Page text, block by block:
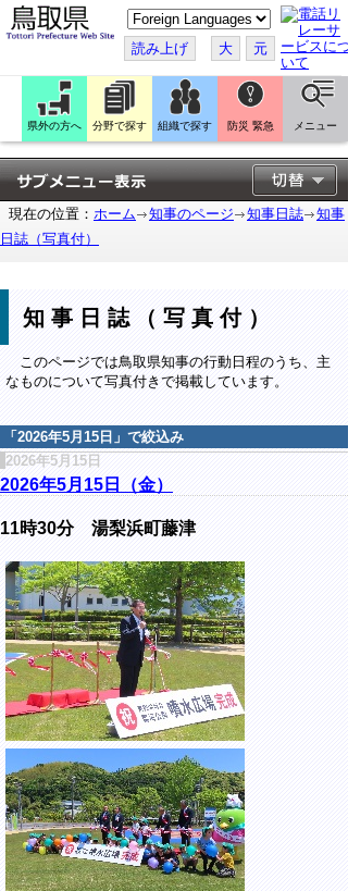
こ
の
ペ
ー
ジ
翻
訳
す
る
読み上げ 大 元
県外の方へ 分野で探す 組織で探す 防災 緊急 メニュー
現在の位置： ホーム 知事のページ 知事日誌
知事
日誌（写真付）
知事日誌（写真付）
このページでは鳥取県知事の行動日程のうち、主
なものについて写真付きで掲載しています。
「 2026年5月15日 」で絞込み
2026年5月15日
2026年5月15日（金）
11時30分 湯梨浜町藤津